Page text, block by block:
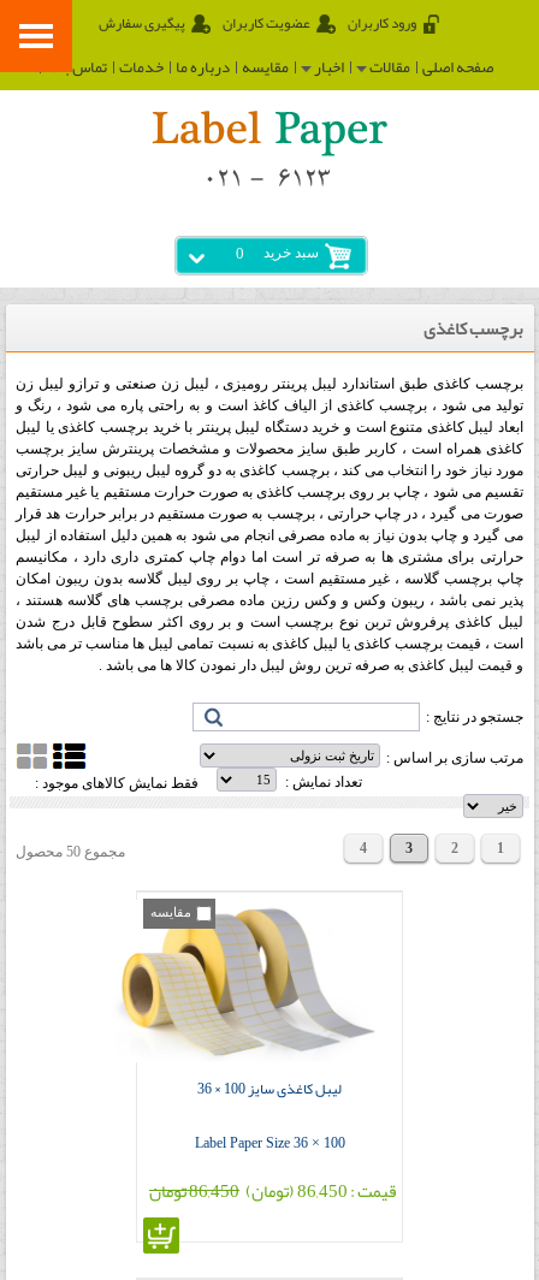
ورود کاربران عضویت کاربران پیگیری سفارش
صفحه اصلی مقالات اخبار مقایسه درباره ما خدمات تماس با ما
سبد خرید 0
برچسب کاغذی
برچسب کاغذی طبق استاندارد لیبل پرینتر رومیزی ، لیبل زن صنعتی و ترازو لیبل زن
تولید می شود ، برچسب کاغذی از الیاف کاغذ است و به راحتی پاره می شود ، رنگ و
ابعاد لیبل کاغذی متنوع است و خرید دستگاه لیبل پرینتر با خرید برچسب کاغذی یا لیبل
کاغذی همراه است ، کاربر طبق سایز محصولات و مشخصات پرینترش سایز برچسب
مورد نیاز خود را انتخاب می کند ، برچسب کاغذی به دو گروه لیبل ریبونی و لیبل حرارتی
تقسیم می شود ، چاپ بر روی برچسب کاغذی به صورت حرارت مستقیم یا غیر مستقیم
صورت می گیرد ، در چاپ حرارتی ، برچسب به صورت مستقیم در برابر حرارت هد قرار
می گیرد و چاپ بدون نیاز به ماده مصرفی انجام می شود به همین دلیل استفاده از لیبل
حرارتی برای مشتری ها به صرفه تر است اما دوام چاپ کمتری داری دارد ، مکانیسم
چاپ برچسب گلاسه ، غیر مستقیم است ، چاپ بر روی لیبل گلاسه بدون ریبون امکان
پذیر نمی باشد ، ریبون وکس و وکس رزین ماده مصرفی برچسب های گلاسه هستند ،
لیبل کاغذی پرفروش تربن نوع برچسب است و بر روی اکثر سطوح قابل درج شدن
است ، قیمت برچسب کاغذی یا لیبل کاغذی به نسبت تمامی لیبل ها مناسب تر می باشد
و قیمت لیبل کاغذی به صرفه ترین روش لیبل دار نمودن کالا ها می باشد .
جستجو در نتایج :
مرتب سازی بر اساس :
تعداد نمایش :
فقط نمایش کالاهای موجود :
1
2
3
4 مجموع 50 محصول
مقایسه
لیبل کاغذی سایز 100 × 36
Label Paper Size 36 × 100
قیمت : 86,450 (تومان) 86,450 تومان